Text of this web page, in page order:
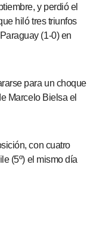
y perdió el
hiló tres triunfos
(1-0) en
para un choque
Marcelo Bielsa el
con cuatro
(5º) el mismo día